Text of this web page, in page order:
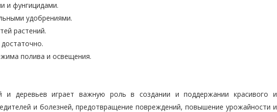
и фунгицидами.
удобрениями.
растений.
полива и освещения.
и деревьев играет важную роль в создании и поддержании красивого и
и болезней, предотвращение повреждений, повышение урожайности и